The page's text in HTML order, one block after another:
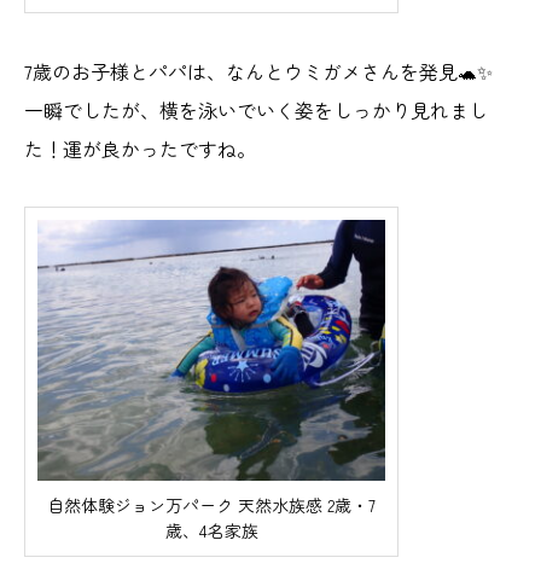
7歳のお子様とパパは、なんとウミガメさんを発見🐢✨
一瞬でしたが、横を泳いでいく姿をしっかり見れまし
た！運が良かったですね。
自然体験ジョン万パーク 天然水族感 2歳・7
歳、4名家族